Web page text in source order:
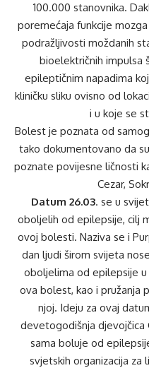
100.000 stanovnika.
poremećaja funkcije
podražljivosti moždanih
bioelektričnih impulsa
epileptičnim napadima
kliničku sliku ovisno od
i u koje se
Bolest je poznata od
tako dokumentovano da
poznate povijesne ličnosti
Cezar,
Datum 26.03. se u
oboljelih od epilepsije, cilj
ovoj bolesti. Naziva se i
dan ljudi širom svijeta
oboljelima od epilepsije
ova bolest, kao i pružanja
njoj. Ideju za ovaj
devetogodišnja djevojčica
sama boluje od
svjetskih organizacija za